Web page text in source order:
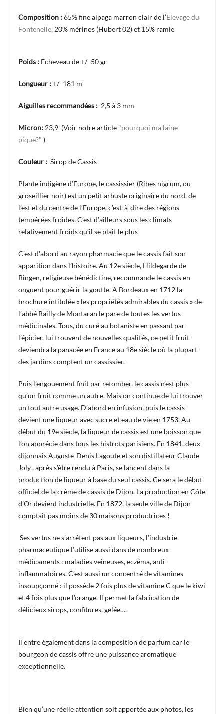
Composition :65% fine alpaga marron clair de l’Elevage du
Fontenelle, 20% mérinos (Hubert 02) et 15% ramie
Poids : Echeveau de +/- 50 gr
Longueur :+/- 181 m
Aiguilles recommandées : 2,5 à 3 mm
Micron: 23,9 (Voir notre article "pourquoi ma laine
pique?" )
Couleur : Sirop de Cassis
Plante indigène d’Europe, le cassissier (Ribes nigrum, ou
groseillier noir) est un petit arbuste originaire du nord, de
l’est et du centre de l’Europe, c’est-à-dire des régions
tempérées froides. C’est d’ailleurs sous les climats
relativement froids qu’il se plaît le plus
C'est d'abord au rayon pharmacie que le cassis fait son
apparition dans l’histoire. Au 12e siècle, Hildegarde de
Bingen, religieuse bénédictine, recommande le cassis en
onguent pour guérir la goutte. A Bordeaux en 1712 la
brochure intitulée « les propriétés admirables du cassis » de
l’abbé Bailly de Montaran le pare de toutes les vertus
médicinales. Tous, du curé au botaniste en passant par
l’épicier, lui trouvent de nouvelles qualités, ce petit fruit
deviendra la panacée en France au 18e siècle où la plupart
des jardins comptent un cassissier.
Puis l’engouement finit par retomber, le cassis n’est plus
qu’un fruit comme un autre. Mais on continue de lui trouver
un tout autre usage. D’abord en infusion, puis le cassis
devient une liqueur avec sucre et eau de vie en 1753. Au
début du 19e siècle, la liqueur de cassis est une boisson que
l’on apprécie dans tous les bistrots parisiens. En 1841, deux
dijonnais Auguste-Denis Lagoute et son distillateur Claude
Joly , après s’être rendu à Paris, se lancent dans la
production de liqueur à base du seul cassis. Ce sera le début
officiel de la crème de cassis de Dijon. La production en Côte
d’Or devient industrielle. En 1872, la seule ville de Dijon
comptait pas moins de 30 maisons productrices !
Ses vertus ne s’arrêtent pas aux liqueurs, l’industrie
pharmaceutique l’utilise aussi dans de nombreux
médicaments : maladies veineuses, eczéma, anti-
inflammatoires. C’est aussi un concentré de vitamines
insoupçonné : il possède 2 fois plus de vitamine C que le kiwi
et 4 fois plus que l’orange. Il permet la fabrication de
délicieux sirops, confitures, gelée….
Il entre également dans la composition de parfum car le
bourgeon de cassis offre une puissance aromatique
exceptionnelle.
Bien qu’une réelle attention soit apportée aux photos, les